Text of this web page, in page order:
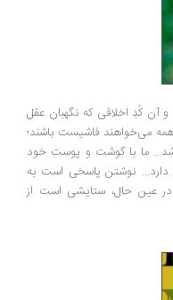
آن کُدِ اخلاقی که نگهبان عقل
می‌خواهند فاشیست باشند؛
ما با گوشت و پوست خود
نوشتن پاسخی است به
در عین حال، ستایشی است از